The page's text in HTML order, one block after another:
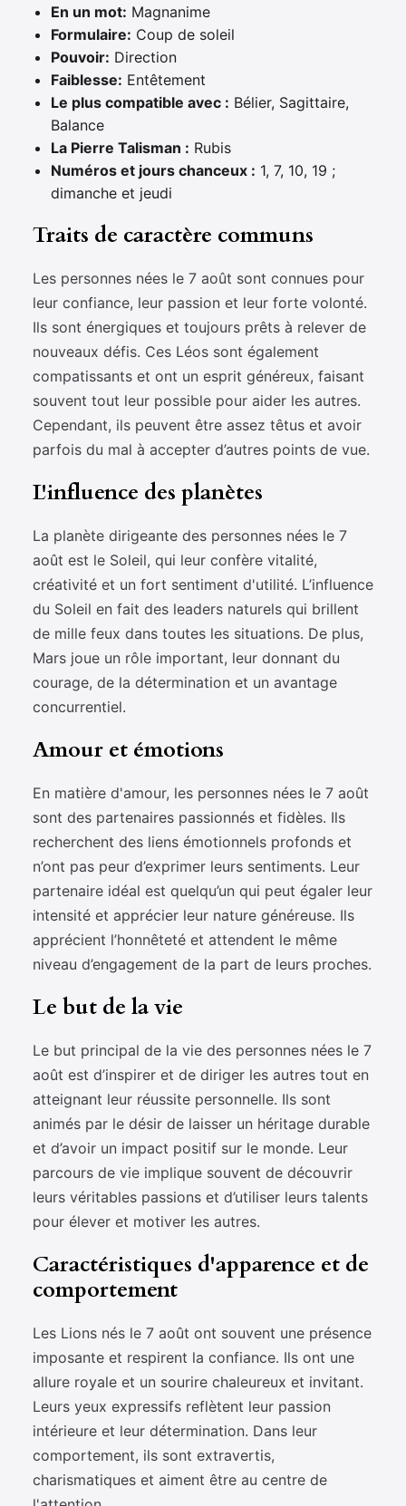
En un mot: Magnanime
Formulaire: Coup de soleil
Pouvoir: Direction
Faiblesse: Entêtement
Le plus compatible avec : Bélier, Sagittaire,
Balance
La Pierre Talisman : Rubis
Numéros et jours chanceux : 1, 7, 10, 19 ;
dimanche et jeudi
Traits de caractère communs
Les personnes nées le 7 août sont connues pour
leur confiance, leur passion et leur forte volonté.
Ils sont énergiques et toujours prêts à relever de
nouveaux défis. Ces Léos sont également
compatissants et ont un esprit généreux, faisant
souvent tout leur possible pour aider les autres.
Cependant, ils peuvent être assez têtus et avoir
parfois du mal à accepter d’autres points de vue.
L'influence des planètes
La planète dirigeante des personnes nées le 7
août est le Soleil, qui leur confère vitalité,
créativité et un fort sentiment d'utilité. L’influence
du Soleil en fait des leaders naturels qui brillent
de mille feux dans toutes les situations. De plus,
Mars joue un rôle important, leur donnant du
courage, de la détermination et un avantage
concurrentiel.
Amour et émotions
En matière d'amour, les personnes nées le 7 août
sont des partenaires passionnés et fidèles. Ils
recherchent des liens émotionnels profonds et
n’ont pas peur d’exprimer leurs sentiments. Leur
partenaire idéal est quelqu’un qui peut égaler leur
intensité et apprécier leur nature généreuse. Ils
apprécient l’honnêteté et attendent le même
niveau d’engagement de la part de leurs proches.
Le but de la vie
Le but principal de la vie des personnes nées le 7
août est d’inspirer et de diriger les autres tout en
atteignant leur réussite personnelle. Ils sont
animés par le désir de laisser un héritage durable
et d’avoir un impact positif sur le monde. Leur
parcours de vie implique souvent de découvrir
leurs véritables passions et d’utiliser leurs talents
pour élever et motiver les autres.
Caractéristiques d'apparence et de
comportement
Les Lions nés le 7 août ont souvent une présence
imposante et respirent la confiance. Ils ont une
allure royale et un sourire chaleureux et invitant.
Leurs yeux expressifs reflètent leur passion
intérieure et leur détermination. Dans leur
comportement, ils sont extravertis,
charismatiques et aiment être au centre de